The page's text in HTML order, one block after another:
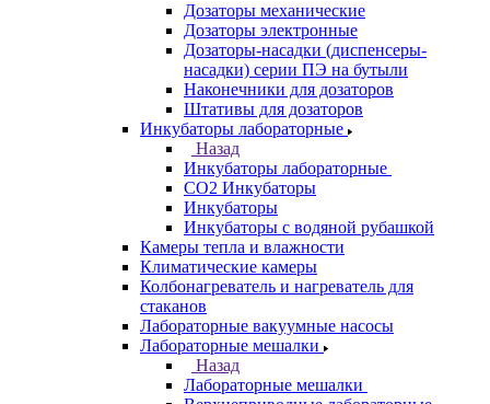
Дозаторы механические
Дозаторы электронные
Дозаторы-насадки (диспенсеры-
насадки) серии ПЭ на бутыли
Наконечники для дозаторов
Штативы для дозаторов
Инкубаторы лабораторные
Назад
Инкубаторы лабораторные
CO2 Инкубаторы
Инкубаторы
Инкубаторы с водяной рубашкой
Камеры тепла и влажности
Климатические камеры
Колбонагреватель и нагреватель для
стаканов
Лабораторные вакуумные насосы
Лабораторные мешалки
Назад
Лабораторные мешалки